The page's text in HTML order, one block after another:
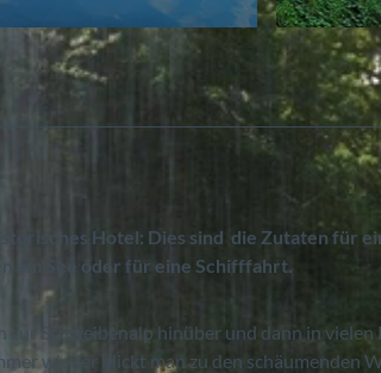
© Berner Wanderwege
Hotel: Dies sind die Zutaten für
am See oder für eine Schifffahrt.
zur Schweibenalp hinüber und dann in
wieder blickt man zu den schäumenden